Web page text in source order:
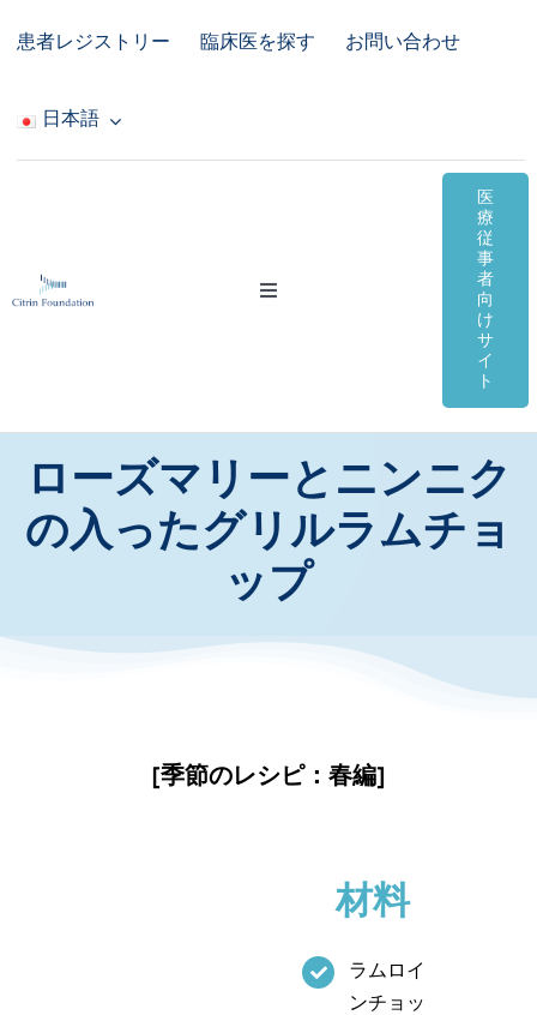
content
患者レジストリー 臨床医を探す お問い合わせ
日本語
Toggle
オンライン資料
コミュニティ＆サポート
医
療
従
事
者
向
け
サ
イ
ト
ローズマリーとニンニク
の⼊ったグリルラムチョ
ップ
[季節のレシピ：春編]
材料
ラムロイ
ンチョッ